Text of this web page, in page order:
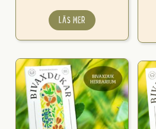
LÄS MER